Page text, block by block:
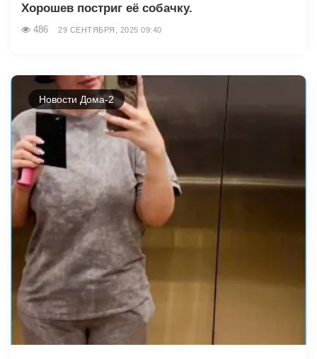
Хорошев постриг её собачку.
486 29 СЕНТЯБРЯ, 2025 09:40
Новости Дома-2